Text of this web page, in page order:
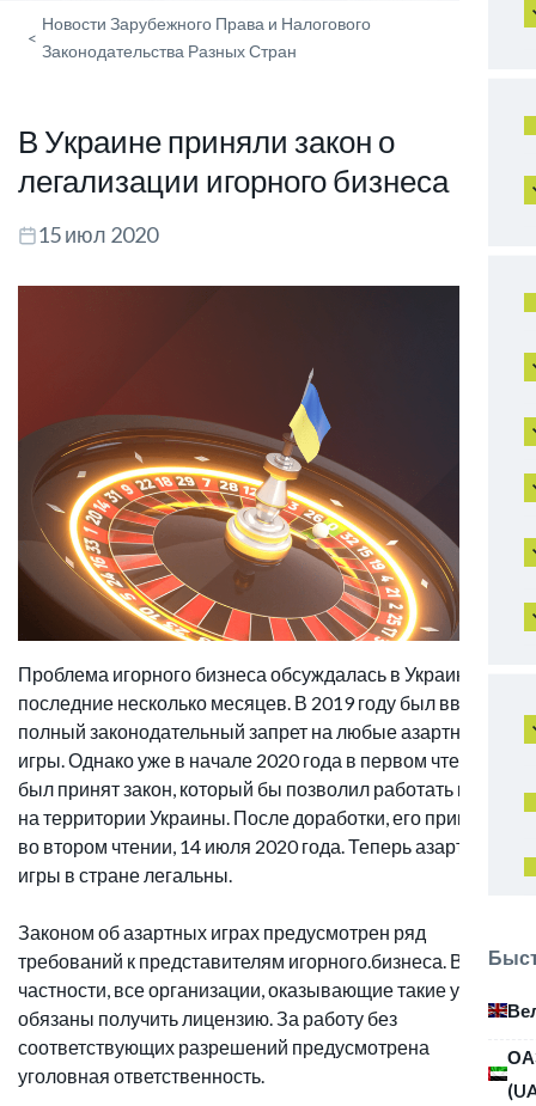
<
Новости Зарубежного Права и Налогового
Законодательства Разных Стран
В Украине приняли закон о
легализации игорного бизнеса
15 июл 2020
Проблема игорного бизнеса обсуждалась в Украине
последние несколько месяцев. В 2019 году был введен
полный законодательный запрет на любые азартные
игры. Однако уже в начале 2020 года в первом чтении
был принят закон, который бы позволил работать казино
на территории Украины. После доработки, его приняли и
во втором чтении, 14 июля 2020 года. Теперь азартные
игры в стране легальны.
Законом об азартных играх предусмотрен ряд
требований к представителям игорного.бизнеса. В
частности, все организации, оказывающие такие услуги,
обязаны получить лицензию. За работу без
соответствующих разрешений предусмотрена
уголовная ответственность.